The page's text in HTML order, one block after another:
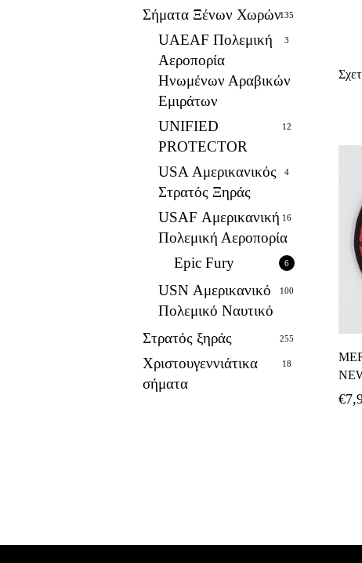
Σήματα Ξένων Χωρών135
UAEAF Πολεμική
Αεροπορία
Ηνωμένων Αραβικών
Εμιράτων
3
UNIFIED
PROTECTOR
12
USA Αμερικανικός
Στρατός Ξηράς
4
USAF Αμερικανική
Πολεμική Αεροπορία
16
Epic Fury 6
USN Αμερικανικό
Πολεμικό Ναυτικό
100
Στρατός ξηράς 255
Χριστουγεννιάτικα
σήματα
18
€